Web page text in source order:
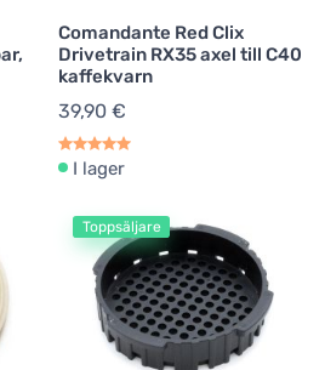
Comandante Red Clix
Drivetrain RX35 axel till C40
kaffekvarn
39,90 €
I lager
Toppsäljare